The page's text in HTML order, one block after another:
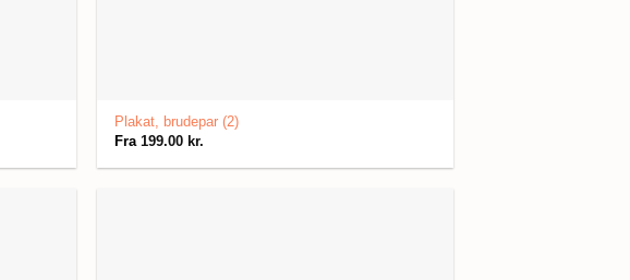
Plakat, brudepar (2)
Fra 199.00 kr.